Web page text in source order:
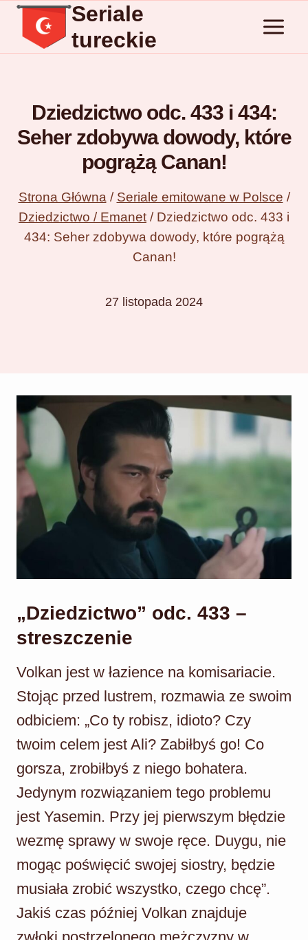
Przejdź
treści
Seriale
tureckie
Dziedzictwo odc. 433 i 434:
Seher zdobywa dowody, które
pogrążą Canan!
Strona Główna / Seriale emitowane w Polsce /
Dziedzictwo / Emanet / Dziedzictwo odc. 433 i
434: Seher zdobywa dowody, które pogrążą
Canan!
27 listopada 2024
„Dziedzictwo” odc. 433 –
streszczenie
Volkan jest w łazience na komisariacie.
Stojąc przed lustrem, rozmawia ze swoim
odbiciem: „Co ty robisz, idioto? Czy
twoim celem jest Ali? Zabiłbyś go! Co
gorsza, zrobiłbyś z niego bohatera.
Jedynym rozwiązaniem tego problemu
jest Yasemin. Przy jej pierwszym błędzie
wezmę sprawy w swoje ręce. Duygu, nie
mogąc poświęcić swojej siostry, będzie
musiała zrobić wszystko, czego chcę”.
Jakiś czas później Volkan znajduje